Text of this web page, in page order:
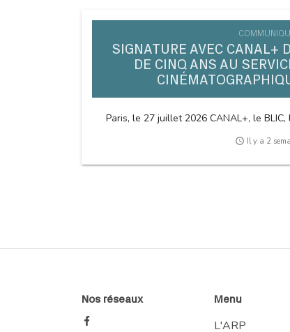
SIGNATURE AVEC CANAL+
DE CINQ ANS AU
Paris, le 27 juillet 2026 CANAL+, le
access_time Il y a 2
Nos réseaux Menu
L'ARP